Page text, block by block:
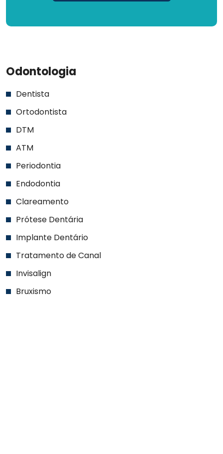
Odontologia
Dentista
Ortodontista
DTM
ATM
Periodontia
Endodontia
Clareamento
Prótese Dentária
Implante Dentário
Tratamento de Canal
Invisalign
Bruxismo